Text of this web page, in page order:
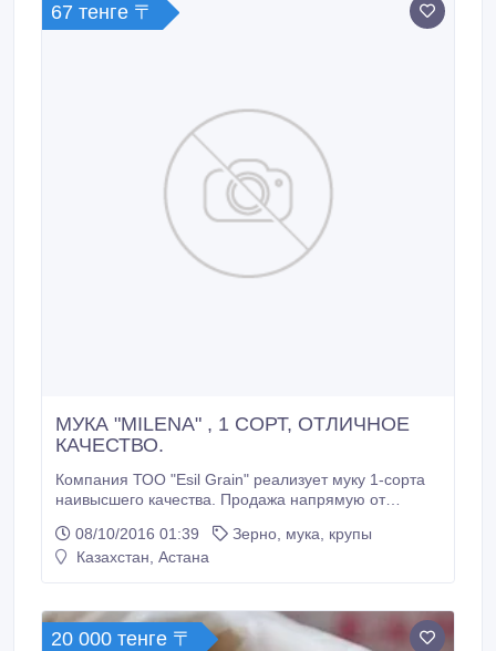
67 тенге 〒
МУКА "MILENA" , 1 СОРТ, ОТЛИЧНОЕ
КАЧЕСТВО.
Компания ТОО "Esil Grain" реализует муку 1-сорта
наивысшего качества. Продажа напрямую от
регионам Казахстана, а также в страны СНГ, страны
Дальнего и Ближнего Зарубежья. Для запроса
08/10/2016 01:39
Зерно, мука, крупы
Казахстан, Астана
20 000 тенге 〒